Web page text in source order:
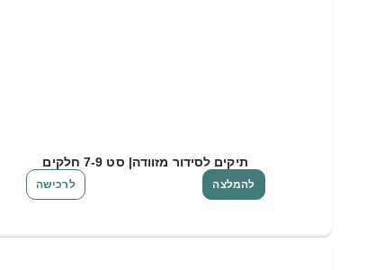
תיקים לסידור מזוודה| סט 7-9 חלקים
להמלצה לרכישה